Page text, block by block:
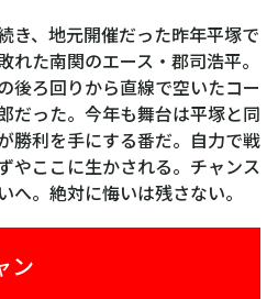
き、地元開催だった昨年平塚で
れた南関のエース・郡司浩平。
後ろ回りから直線で空いたコー
だった。今年も舞台は平塚と同
勝利を手にする番だ。自力で戦
やここに生かされる。チャンス
へ。絶対に悔いは残さない。
ン